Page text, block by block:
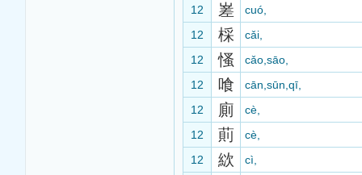
12
嵳
cuó,
12
棌
cǎi,
12
慅
cǎo,sāo,
12
喰
cān,sūn,qī,
12
廁
cè,
12
萴
cè,
12
絘
cì,